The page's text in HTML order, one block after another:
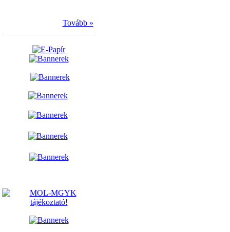
Tovább »